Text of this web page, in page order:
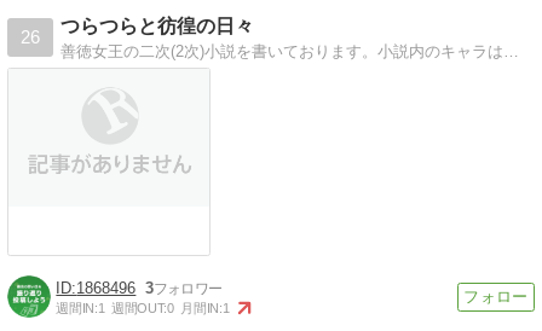
26
つらつらと彷徨の日々
善徳女王の二次(2次)小説を書いております。小説内のキャラはピダム＆アルチョン、BLです。ご理解の無い方はご遠慮ください。
1868496 3
週間IN:1 週間OUT:0 月間IN:1